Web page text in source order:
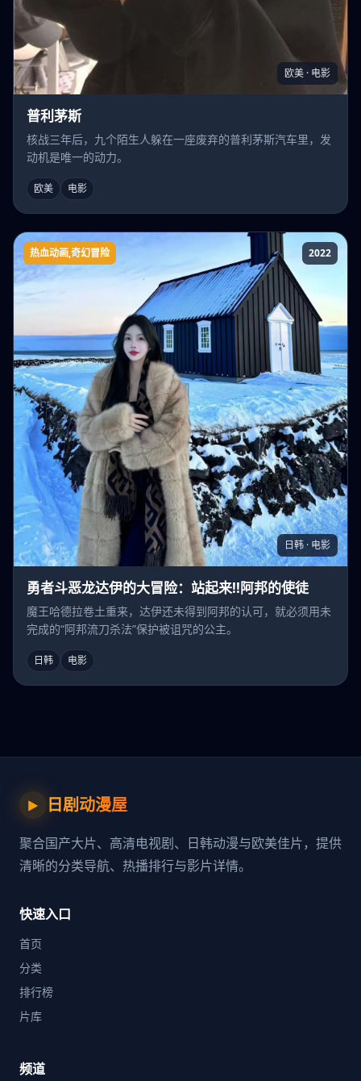
欧美 · 电影
普利茅斯
核战三年后，九个陌生人躲在一座废弃的普利茅斯汽车里，发
动机是唯一的动力。
欧美 电影
勇者斗恶龙达伊的大冒险：站起来!!阿邦的使
徒
热血动画,奇幻冒险 2022
日韩 · 电影
勇者斗恶龙达伊的大冒险：站起来!!阿邦的使徒
魔王哈德拉卷土重来，达伊还未得到阿邦的认可，就必须用未
完成的“阿邦流刀杀法”保护被诅咒的公主。
日韩 电影
▶ 日剧动漫屋
聚合国产大片、高清电视剧、日韩动漫与欧美佳片，提供
清晰的分类导航、热播排行与影片详情。
快速入口
首页
分类
排行榜
片库
频道